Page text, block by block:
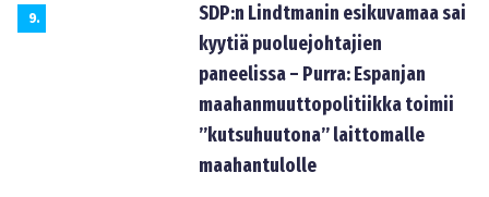
9.
SDP:n Lindtmanin esikuvamaa sai
kyytiä puoluejohtajien
paneelissa – Purra: Espanjan
maahanmuuttopolitiikka toimii
”kutsuhuutona” laittomalle
maahantulolle